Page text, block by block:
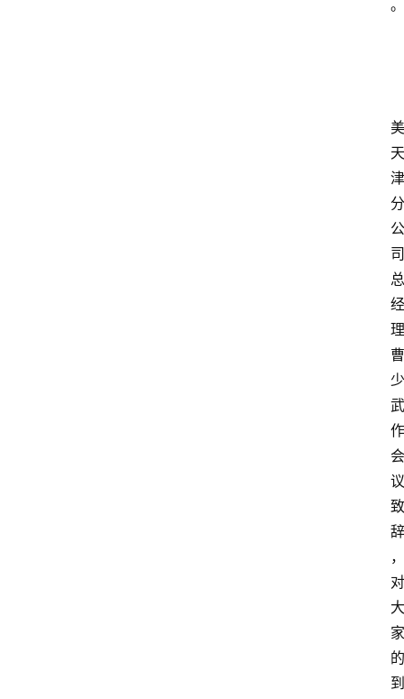
。
美
天
津
分
公
司
总
经
理
曹
少
武
作
会
议
致
辞
，
对
大
家
的
到